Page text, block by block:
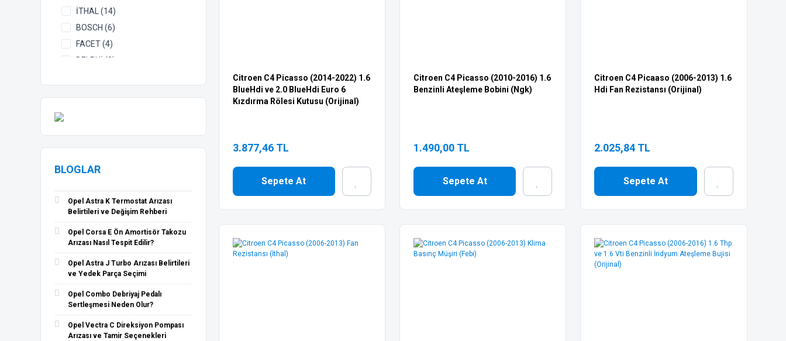
İTHAL (14)
BOSCH (6)
FACET (4)
DELPHİ (2)
HELLUX (1)
İRAN ORİJİNAL (1)
NGK (1)
TRAL (1)
BLOGLAR
Opel Astra K Termostat Arızası
Belirtileri ve Değişim Rehberi
Opel Corsa E Ön Amortisör Takozu
Arızası Nasıl Tespit Edilir?
Opel Astra J Turbo Arızası Belirtileri
ve Yedek Parça Seçimi
Opel Combo Debriyaj Pedalı
Sertleşmesi Neden Olur?
Opel Vectra C Direksiyon Pompası
Arızası ve Tamir Seçenekleri
Citroen C4 Picasso (2014-2022) 1.6
BlueHdi ve 2.0 BlueHdi Euro 6
Kızdırma Rölesi Kutusu (Orijinal)
3.877,46 TL
Sepete At
Citroen C4 Picasso (2010-2016) 1.6
Benzinli Ateşleme Bobini (Ngk)
1.490,00 TL
Sepete At
Citroen C4 Picaaso (2006-2013) 1.6
Hdi Fan Rezistansı (Orijinal)
2.025,84 TL
Sepete At